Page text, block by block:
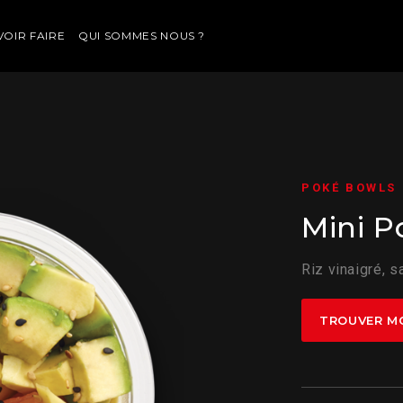
FAIRE QUI SOMMES NOUS ?
POKÉ BOWLS
Mini
Riz vinaigré,
TROUVER